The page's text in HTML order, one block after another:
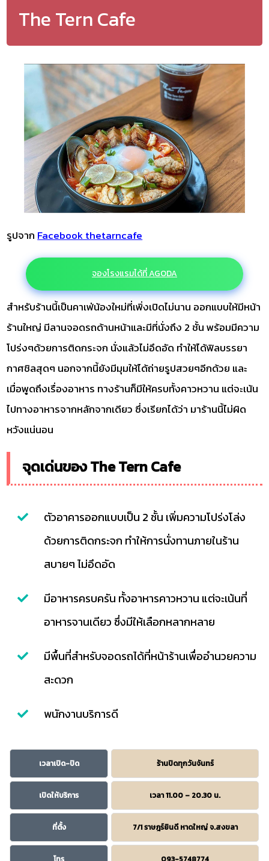
The Tern Cafe
รูปจาก Facebook thetarncafe
จองโรงแรมได้ที่ AGODA
สำหรับร้านนี้เป็นคาเฟ่น้องใหม่ที่เพิ่งเปิดไม่นาน ออกแบบให้มีหน้า
ร้านใหญ่ มีลานจอดรถด้านหน้าและมีที่นั่งถึง 2 ชั้น พร้อมมีความ
โปร่งๆด้วยการติดกระจก นั่งแล้วไม่อึดอัด ทำให้ได้ฟิลบรรยา
กาศชิลสุดๆ นอกจากนี้ยังมีมุมให้ได้ถ่ายรูปสวยๆอีกด้วย และ
เมื่อพูดถึงเรื่องอาหาร ทางร้านก็มีให้ครบทั้งคาวหวาน แต่จะเน้น
ไปทางอาหารจากหลักจากเดียว ซึ่งเรียกได้ว่า มาร้านนี้ไม่ผิด
หวังแน่นอน
จุดเด่นของ The Tern Cafe
ตัวอาคารออกแบบเป็น 2 ชั้น เพิ่มความโปร่งโล่ง
ด้วยการติดกระจก ทำให้การนั่งทานภายในร้าน
สบายๆ ไม่อึดอัด
มีอาหารครบครัน ทั้งอาหารคาวหวาน แต่จะเน้นที่
อาหารจานเดียว ซึ่งมีให้เลือกหลากหลาย
มีพื้นที่สำหรับจอดรถได้ที่หน้าร้านเพื่ออำนวยความ
สะดวก
พนักงานบริการดี
เวลาเปิด-ปิด ร้านปิดทุกวันจันทร์
เปิดให้บริการ เวลา 11.00 – 20.30 น.
ที่ตั้ง 7/1 ราษฎร์ยินดี หาดใหญ่ จ.สงขลา